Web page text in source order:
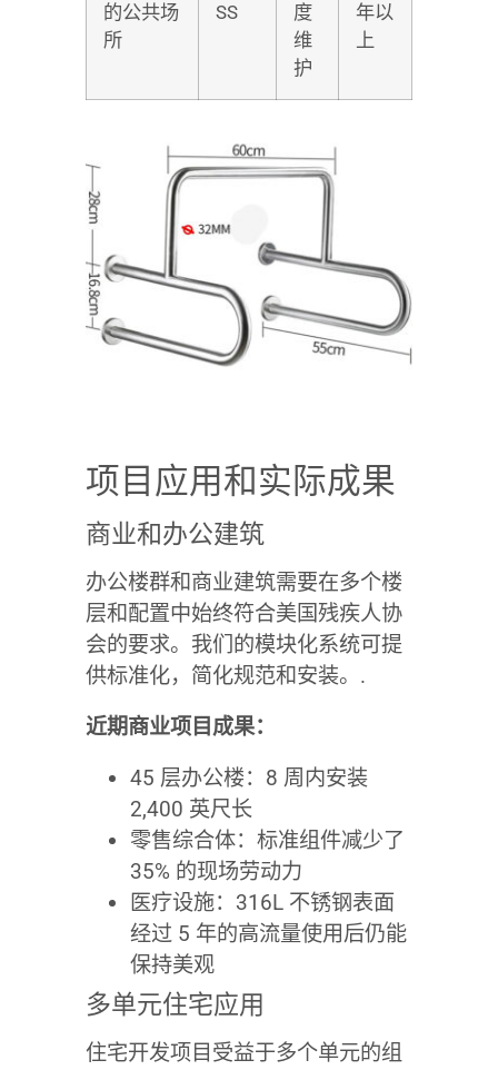
的公共场
所
SS
度
维
护
年以
上
项目应用和实际成果
商业和办公建筑
办公楼群和商业建筑需要在多个楼
层和配置中始终符合美国残疾人协
会的要求。我们的模块化系统可提
供标准化，简化规范和安装。.
近期商业项目成果：
45 层办公楼：8 周内安装
2,400 英尺长
零售综合体：标准组件减少了
35% 的现场劳动力
医疗设施：316L 不锈钢表面
经过 5 年的高流量使用后仍能
保持美观
多单元住宅应用
住宅开发项目受益于多个单元的组